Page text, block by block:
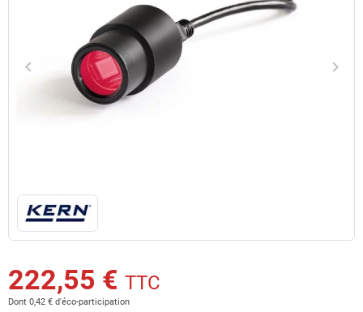
Précédent
keyboard_arrow_left keyboard_arrow_right
222,55 € TTC
Dont 0,42 € d'éco-participation